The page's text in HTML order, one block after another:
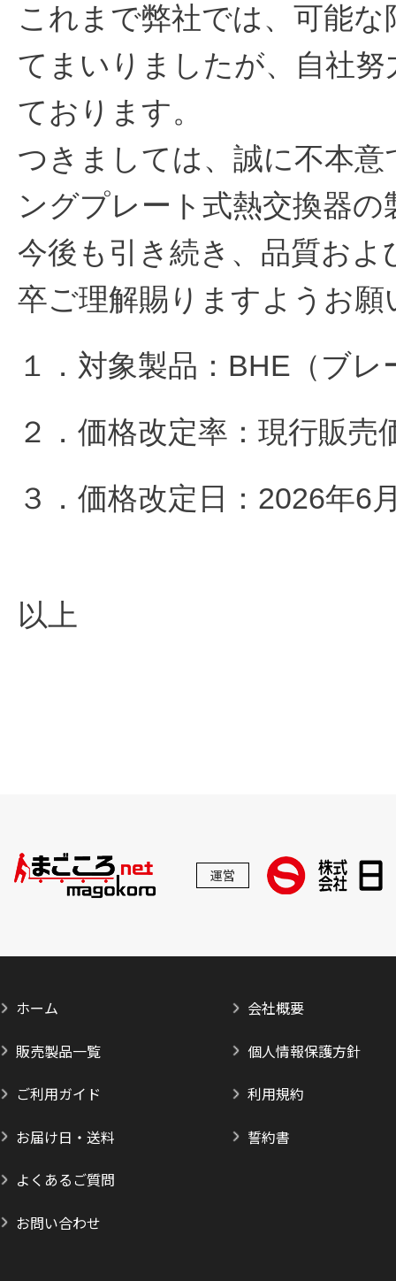
これまで弊社では、可能
てまいりましたが、自社
ております。
つきましては、誠に不本
ングプレート式熱交換器
今後も引き続き、品質お
卒ご理解賜りますようお
１．対象製品：BHE（ブ
２．価格改定率：現行販
３．価格改定日：2026年6
以上
運営
ホーム
販売製品一覧
ご利用ガイド
お届け日・送料
よくあるご質問
お問い合わせ
会社概要
個人情報保護方針
利用規約
誓約書